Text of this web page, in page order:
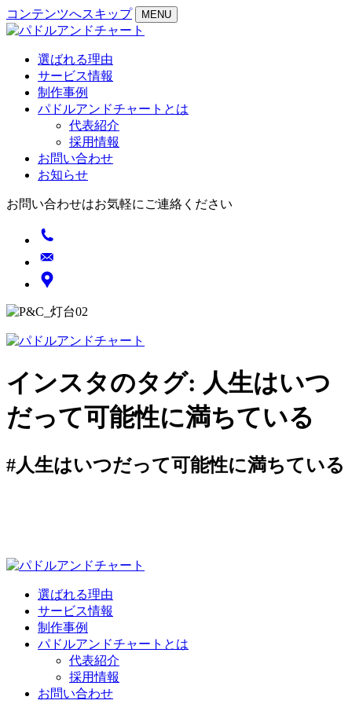
コンテンツへスキップ MENU
選ばれる理由
サービス情報
制作事例
パドルアンドチャートとは
代表紹介
採用情報
お問い合わせ
お知らせ
お問い合わせはお気軽にご連絡ください
インスタのタグ: 人生はいつ
だって可能性に満ちている
#人生はいつだって可能性に満ちている
選ばれる理由
サービス情報
制作事例
パドルアンドチャートとは
代表紹介
採用情報
お問い合わせ